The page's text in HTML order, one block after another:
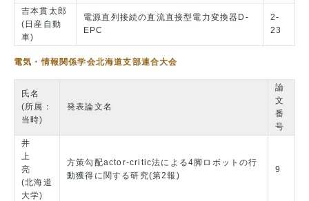
吉本貫太郎
(日産自動
車)
電源直列接続の直流直接型電力変換器D-
EPC
2-
23
電気・情報関係学会北海道支部連合大会
氏名
(所属：
当時)
発表論文名
論
文
番
号
井
上
亮
(北海道
大学)
方策勾配actor-critic法による4脚ロボットの行
動獲得に関する研究(第2報)
9